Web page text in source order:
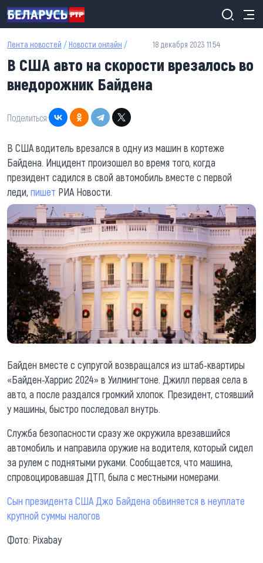
Перейти к основному содержанию
Лента новостей / Новости онлайн / 18 декабря 2023 11:54
В США авто на скорости врезалось во
внедорожник Байдена
Поделиться:
В США водитель врезался в одну из машин в кортеже
Байдена. Инцидент произошел во время того, когда
президент садился в свой автомобиль вместе с первой
леди,пишет РИА Новости.
Байден вместе с супругой возвращался из штаб-квартиры
«Байден-Харрис 2024» в Уилмингтоне. Джилл первая села в
авто, а после раздался громкий хлопок. Президент, стоявший
у машины, быстро последовал внутрь.
Служба безопасности сразу же окружила врезавшийся
автомобиль и направила оружие на водителя, который сидел
за рулем с поднятыми руками. Сообщается, что машина,
спровоцировавшая ДТП, была с местными номерами.
Сын президента США Джо Байдена обвиняется в неуплате
крупной суммы налогов
Фото: Pixabay